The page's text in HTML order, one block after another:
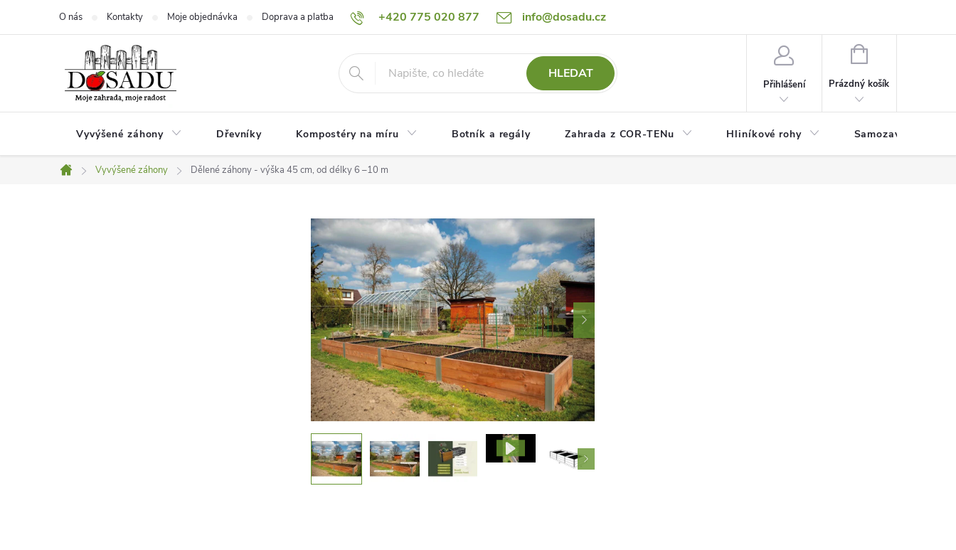
+420 775 020 877 info@dosadu.cz
O nás Kontakty Moje objednávka Doprava a platba Reklamace a vrácení zboží Blog Fotogalerie Návody
HLEDAT
Přihlášení
NÁKUPNÍ
Prázdný košík
Vyvýšené záhony Dřevníky Kompostéry na míru Botník a regály Zahrada z COR-TENu Hliníkové rohy Samozavlažovací
Domů
Vyvýšené záhony Dělené záhony - výška 45 cm, od délky 6 –10 m